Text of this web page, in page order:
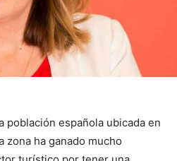
población española ubicada en
zona ha ganado mucho